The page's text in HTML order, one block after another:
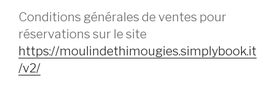
Conditions générales de ventes pour
réservations sur le site
https://moulindethimougies.simplybook.it
/v2/